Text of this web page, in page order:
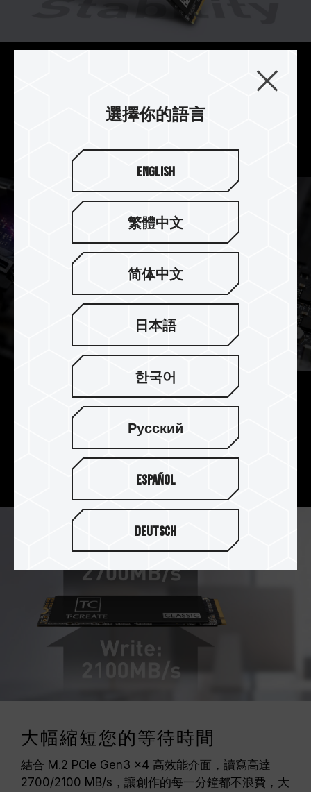
使用市面上穩定性極佳的控制器搭配訂製化穩定韌
體，組合成高穩定性的最佳固態硬碟，用心保護您
特選晶片 專注創作
使用特別挑選的 3D TLC Flash(3K P/E Cycle)晶
片，經過嚴峻的測試程序，為您帶來最佳的工作環
境，無後顧之憂，專注創作。
大幅縮短您的等待時間
結合 M.2 PCIe Gen3 x4 高效能介面，讀寫高達
2700/2100 MB/s，讓創作的每一分鐘都不浪費，大
選擇你的語言
English
繁體中文
简体中文
日本語
한국어
Русский
Español
Deutsch